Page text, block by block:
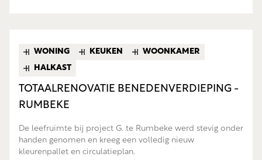
WONING KEUKEN
WOONKAMER
HALKAST
TOTAALRENOVATIE BENEDENVERDIEPING -
RUMBEKE
De leefruimte bij project G. te Rumbeke werd stevig onder
handen genomen en kreeg een volledig nieuw
kleurenpallet en circulatieplan.